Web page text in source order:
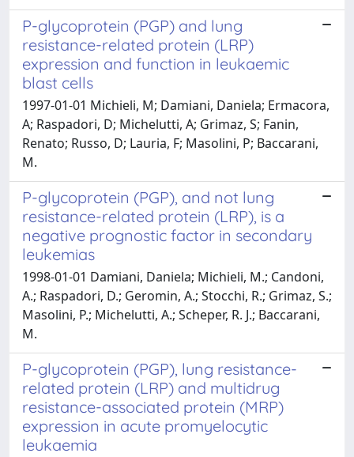
P-glycoprotein (PGP) and lung
resistance-related protein (LRP)
expression and function in leukaemic
blast cells
1997-01-01 Michieli, M; Damiani, Daniela; Ermacora,
A; Raspadori, D; Michelutti, A; Grimaz, S; Fanin,
Renato; Russo, D; Lauria, F; Masolini, P; Baccarani,
M.
P-glycoprotein (PGP), and not lung
resistance-related protein (LRP), is a
negative prognostic factor in secondary
leukemias
1998-01-01 Damiani, Daniela; Michieli, M.; Candoni,
A.; Raspadori, D.; Geromin, A.; Stocchi, R.; Grimaz, S.;
Masolini, P.; Michelutti, A.; Scheper, R. J.; Baccarani,
M.
P-glycoprotein (PGP), lung resistance-
related protein (LRP) and multidrug
resistance-associated protein (MRP)
expression in acute promyelocytic
leukaemia